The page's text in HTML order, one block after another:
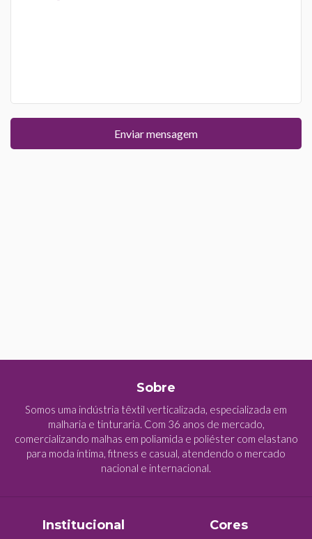
Enviar mensagem
Sobre
Somos uma indústria têxtil verticalizada, especializada em
malharia e tinturaria. Com 36 anos de mercado,
comercializando malhas em poliamida e poliéster com elastano
para moda íntima, fitness e casual, atendendo o mercado
nacional e internacional.
Institucional Cores